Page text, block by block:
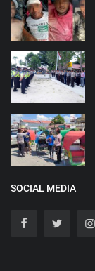
SOCIAL MEDIA